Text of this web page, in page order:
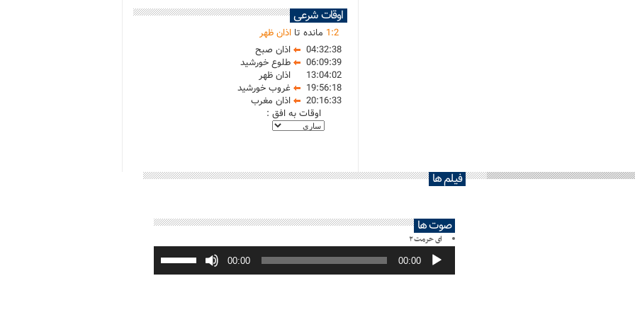
اوقات شرعی
1:2 مانده تا اذان ظهر
04:32:38
اذان صبح
06:09:39
طلوع خورشید
13:04:02
اذان ظهر
19:56:18
غروب خورشید
20:16:33
اذان مغرب
اوقات به افق :
فیلم ها
صوت ها
ای حرمت ۲
پخش‌کننده
صوت 00:00
00:00
برای
افزایش
یا
صدا